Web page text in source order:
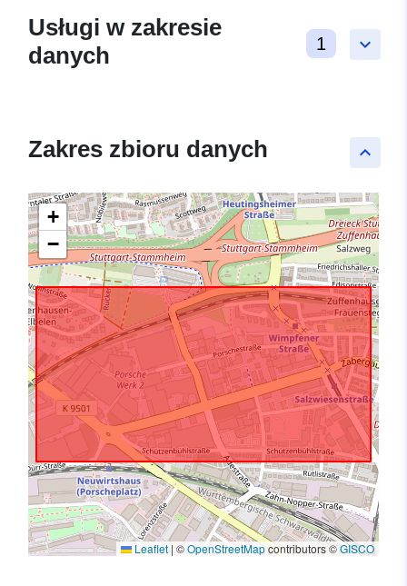
keyboard_arrow_down
Usługi w zakresie
danych
1
keyboard_arrow_up
Zakres zbioru danych
+
−
Leaflet | ©OpenStreetMapcontributors ©GISCO